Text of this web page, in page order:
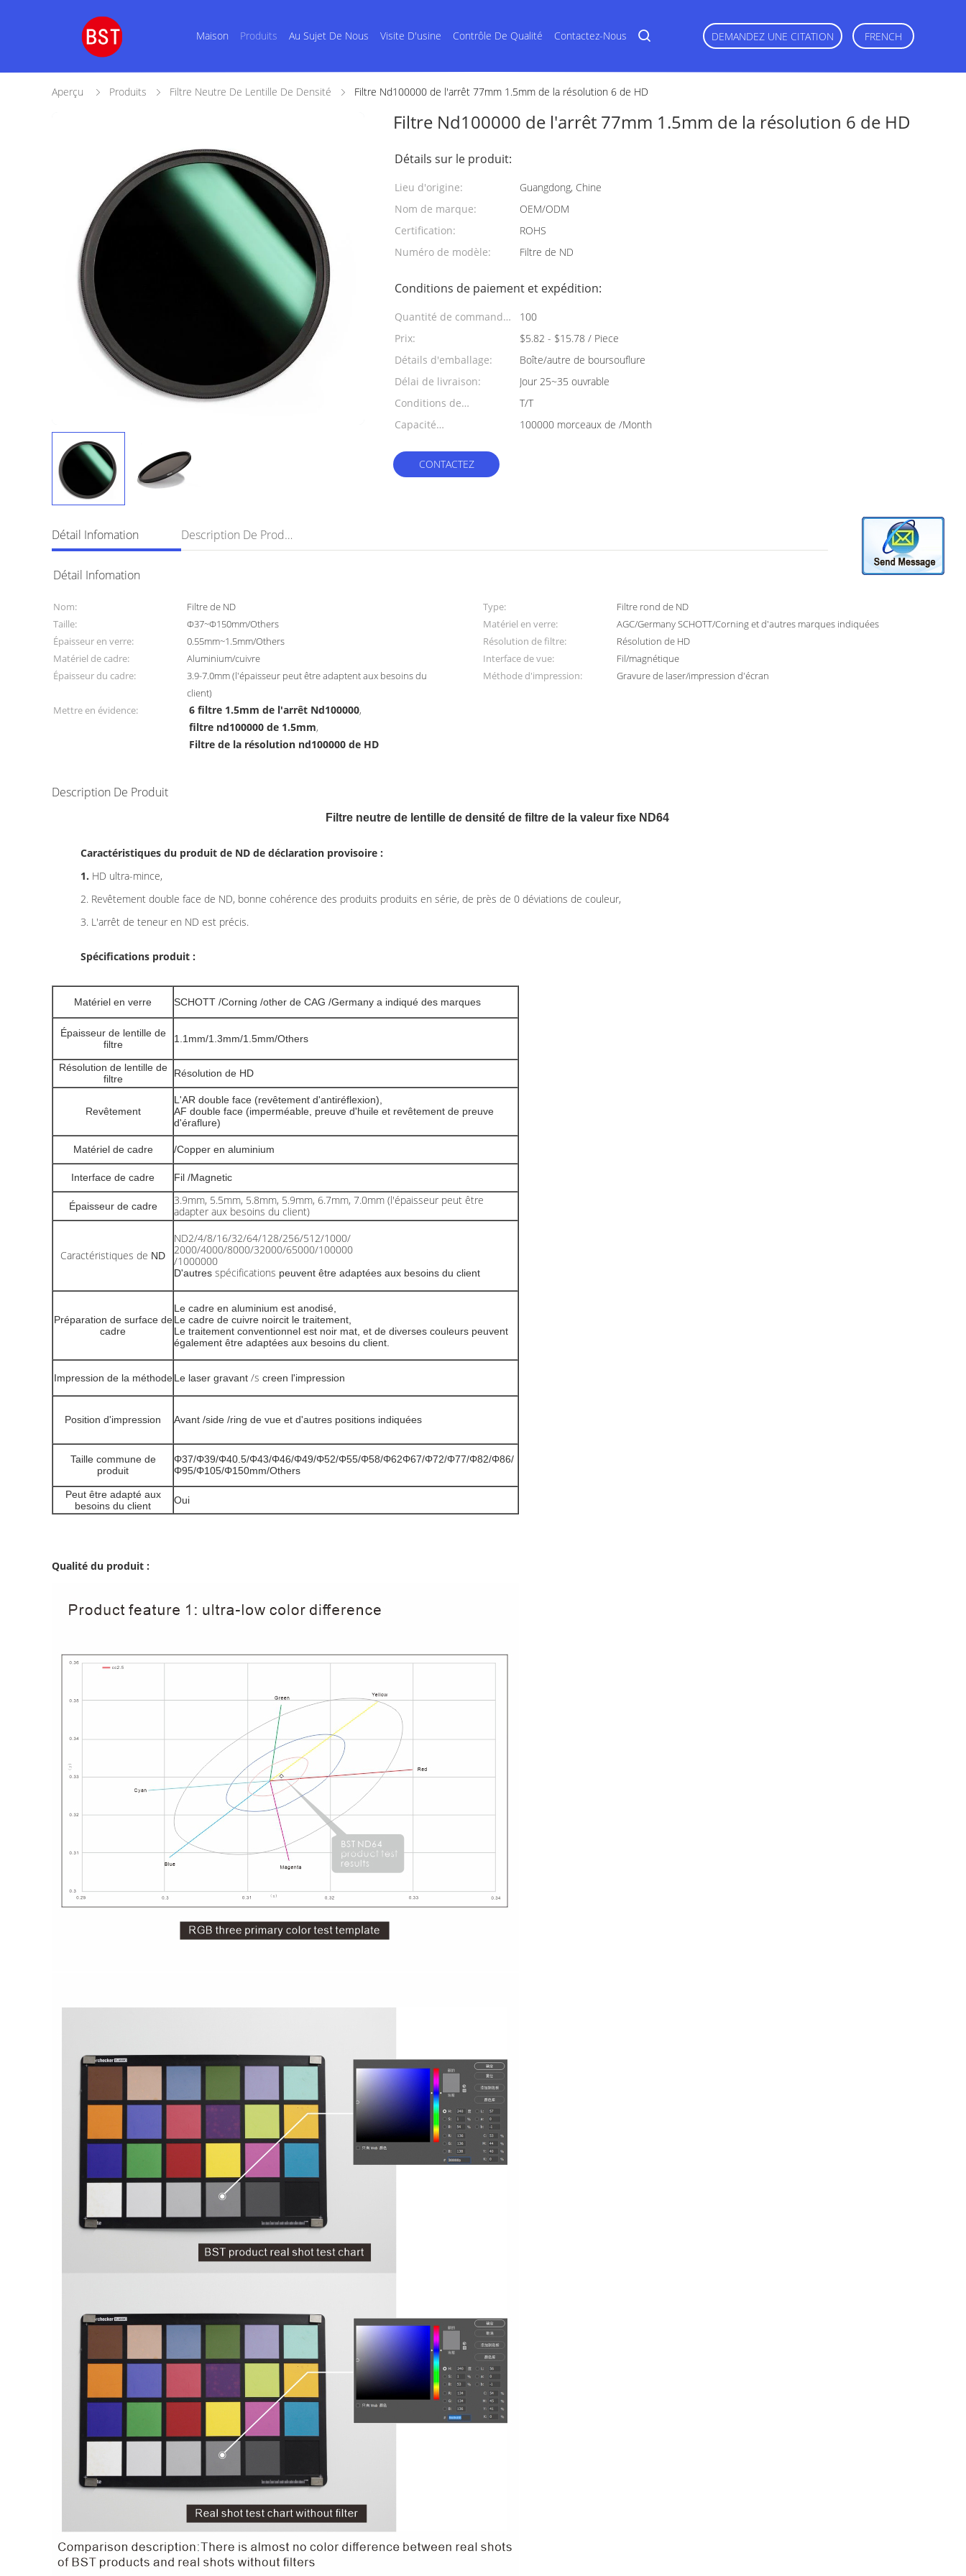
Maison Produits Au Sujet De Nous Visite D'usine Contrôle De Qualité Contactez-Nous DEMANDEZ UNE CITATION FRENCH
Aperçu Produits Filtre Neutre De Lentille De Densité Filtre Nd100000 de l'arrêt 77mm 1.5mm de la résolution 6 de HD
Filtre Nd100000 de l'arrêt 77mm 1.5mm de la résolution 6 de HD
Détails sur le produit:
Lieu d'origine:
Guangdong, Chine
Nom de marque:
OEM/ODM
Certification:
ROHS
Numéro de modèle:
Filtre de ND
Conditions de paiement et expédition:
Quantité de commande
min:
100
Prix:
$5.82 - $15.78 / Piece
Détails d'emballage:
Boîte/autre de boursouflure
Délai de livraison:
Jour 25~35 ouvrable
Conditions de
paiement:
T/T
Capacité
100000 morceaux de /Month
CONTACTEZ
Détail Infomation Description De Produit
Détail Infomation
Nom: Filtre de ND Type:
Filtre rond de ND
Taille:
Φ37~Φ150mm/Others Matériel en verre:
AGC/Germany SCHOTT/Corning et d'autres marques indiquées
Épaisseur en verre:
0.55mm~1.5mm/Others Résolution de filtre:
Résolution de HD
Matériel de cadre:
Aluminium/cuivre Interface de vue:
Fil/magnétique
Épaisseur du cadre:
3.9-7.0mm (l'épaisseur peut être adaptent aux besoins du
client)
Méthode d'impression: Gravure de laser/impression d'écran
Mettre en évidence: 6 filtre 1.5mm de l'arrêt Nd100000,
filtre nd100000 de 1.5mm,
Filtre de la résolution nd100000 de HD
Description De Produit
Filtre neutre de lentille de densité de filtre de la valeur fixe ND64
Caractéristiques du produit de ND de déclaration provisoire :
1. HD ultra-mince,
2. Revêtement double face de ND, bonne cohérence des produits produits en série, de près de 0 déviations de couleur,
3. L'arrêt de teneur en ND est précis.
Spécifications produit :
Matériel en verre SCHOTT /Corning /other de CAG /Germany a indiqué des marques
Épaisseur de lentille de
filtre
1.1mm/1.3mm/1.5mm/Others
Résolution de lentille de
filtre
Résolution de HD
Revêtement
L'AR double face (revêtement d'antiréflexion),
AF double face (imperméable, preuve d'huile et revêtement de preuve
d'éraflure)
Matériel de cadre /Copper en aluminium
Interface de cadre Fil /Magnetic
Épaisseur de cadre
3.9mm, 5.5mm, 5.8mm, 5.9mm, 6.7mm, 7.0mm (l'épaisseur peut être
adapter aux besoins du client)
Caractéristiques de ND
ND2/4/8/16/32/64/128/256/512/1000/
2000/4000/8000/32000/65000/100000
/1000000
D'autres spécifications peuvent être adaptées aux besoins du client
Préparation de surface de
cadre
Le cadre en aluminium est anodisé,
Le cadre de cuivre noircit le traitement,
Le traitement conventionnel est noir mat, et de diverses couleurs peuvent
également être adaptées aux besoins du client.
Impression de la méthode Le laser gravant /s creen l'impression
Position d'impression Avant /side /ring de vue et d'autres positions indiquées
Taille commune de
produit
Φ37/Φ39/Φ40.5/Φ43/Φ46/Φ49/Φ52/Φ55/Φ58/Φ62Φ67/Φ72/Φ77/Φ82/Φ86/
Φ95/Φ105/Φ150mm/Others
Peut être adapté aux
besoins du client
Oui
Qualité du produit :